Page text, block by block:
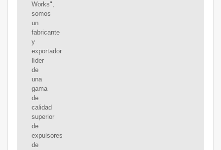
Works",
somos
un
fabricante
y
exportador
líder
de
una
gama
de
calidad
superior
de
expulsores
de